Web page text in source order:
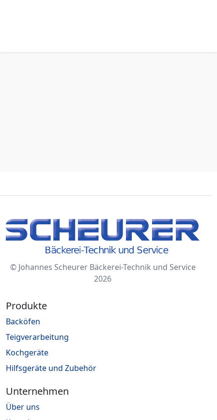
© Johannes Scheurer Bäckerei-Technik und Service
2026
Produkte
Backöfen
Teigverarbeitung
Kochgeräte
Hilfsgeräte und Zubehör
Unternehmen
Über uns